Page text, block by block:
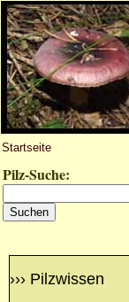
Startseite
Pilz-Suche:
››› Pilzwissen